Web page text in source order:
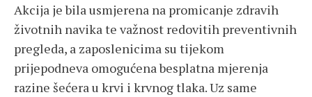
Akcija je bila usmjerena na promicanje zdravih
životnih navika te važnost redovitih preventivnih
pregleda, a zaposlenicima su tijekom
prijepodneva omogućena besplatna mjerenja
razine šećera u krvi i krvnog tlaka. Uz same